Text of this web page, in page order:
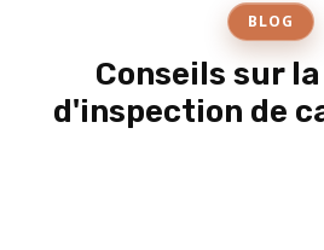
BLOG
Conseils sur
d'inspection de